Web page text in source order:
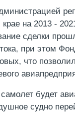
на 2013 -
сделки
при этом
что
будет
судно